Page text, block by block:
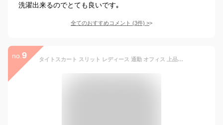
洗濯出来るのでとても良いです｡
全てのおすすめコメント (3件) >
no. 9 タイトスカート スリット レディース 通勤 オフィス 上品 選べる丈感 ブラック 66(ブラック, L ひざ丈（66）)